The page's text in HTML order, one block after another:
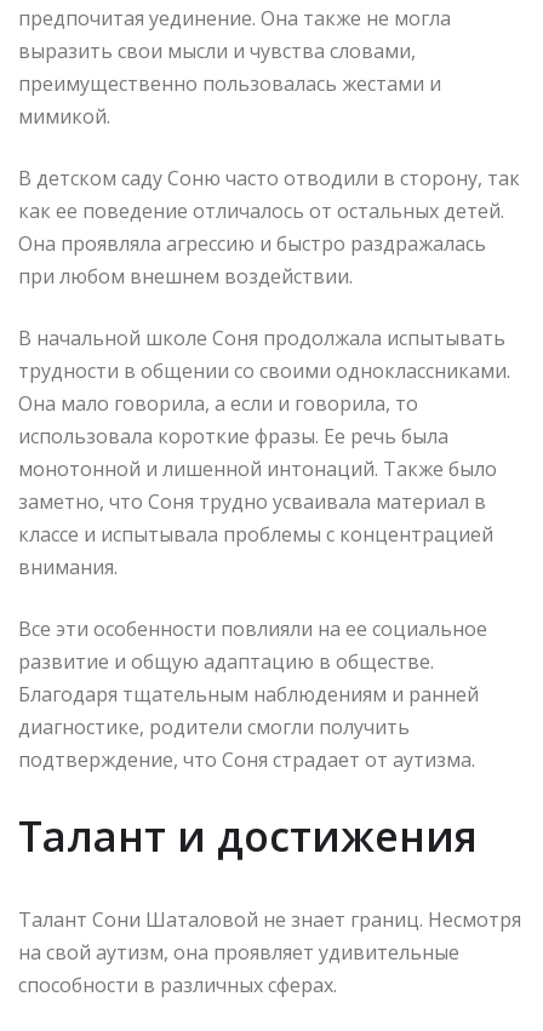
предпочитая уединение. Она также не могла
выразить свои мысли и чувства словами,
преимущественно пользовалась жестами и
мимикой.
В детском саду Соню часто отводили в сторону, так
как ее поведение отличалось от остальных детей.
Она проявляла агрессию и быстро раздражалась
при любом внешнем воздействии.
В начальной школе Соня продолжала испытывать
трудности в общении со своими одноклассниками.
Она мало говорила, а если и говорила, то
использовала короткие фразы. Ее речь была
монотонной и лишенной интонаций. Также было
заметно, что Соня трудно усваивала материал в
классе и испытывала проблемы с концентрацией
внимания.
Все эти особенности повлияли на ее социальное
развитие и общую адаптацию в обществе.
Благодаря тщательным наблюдениям и ранней
диагностике, родители смогли получить
подтверждение, что Соня страдает от аутизма.
Талант и достижения
Талант Сони Шаталовой не знает границ. Несмотря
на свой аутизм, она проявляет удивительные
способности в различных сферах.